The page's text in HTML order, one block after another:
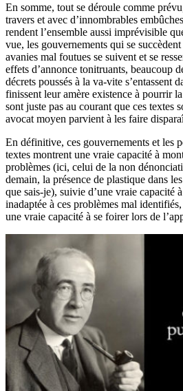
En somme, tout se déroule comme
travers et avec d’innombrables
rendent l’ensemble aussi imprévisible
vue, les gouvernements qui se
avanies mal foutues se suivent et se
effets d’annonce tonitruants, beaucoup
décrets poussés à la va-vite s’entassent
finissent leur amère existence à pourrir
sont juste pas au courant que ces textes
avocat moyen parvient à les faire
En définitive, ces gouvernements et les
textes montrent une vraie capacité à
problèmes (ici, celui de la non
demain, la présence de plastique dans
que sais-je), suivie d’une vraie capacité
inadaptée à ces problèmes mal
une vraie capacité à se foirer lors de